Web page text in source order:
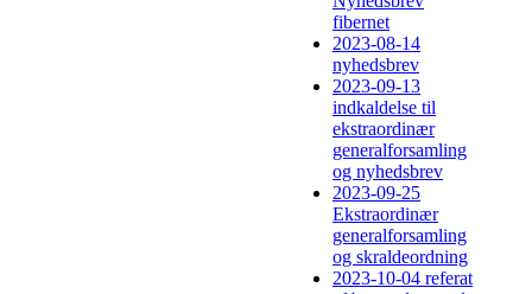
fibernet
2023-08-14
nyhedsbrev
2023-09-13
indkaldelse til
ekstraordinær
generalforsamling
og nyhedsbrev
2023-09-25
Ekstraordinær
generalforsamling
og skraldeordning
2023-10-04 referat